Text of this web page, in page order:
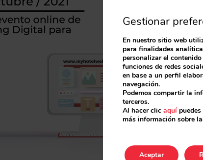
Gestionar
En nuestro sitio web
para finalidades
personalizar el
funciones de redes
en base a un perfil
navegación.
Podemos compartir la
terceros.
Al hacer clic aquípuedes
más información sobre
Aceptar